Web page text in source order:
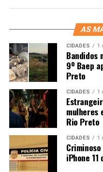
AS
CIDADES 1
Bandidos
9º Baep
Preto
CIDADES 1
mulheres
Rio Preto
CIDADES 1
iPhone